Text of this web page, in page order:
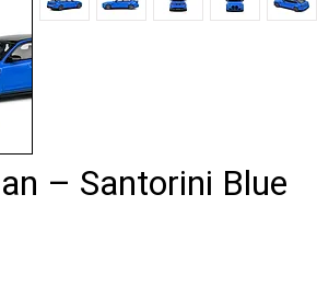
– Santorini Blue